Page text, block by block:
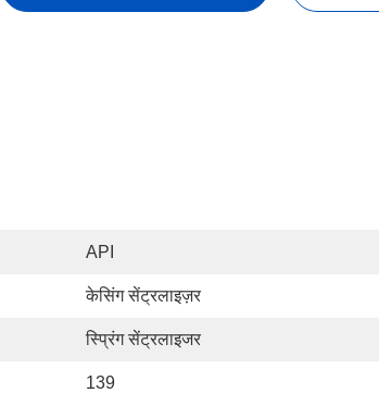
API
केसिंग सेंट्रलाइज़र
स्प्रिंग सेंट्रलाइजर
139